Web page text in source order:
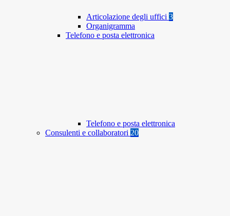
Articolazione degli uffici 3
Organigramma
Telefono e posta elettronica
Telefono e posta elettronica
Consulenti e collaboratori 20